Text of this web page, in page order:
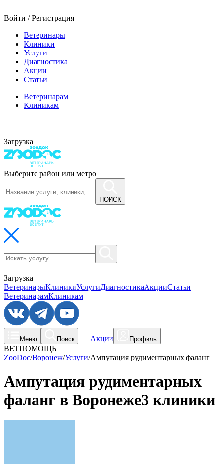
Войти / Регистрация
Ветеринары
Клиники
Услуги
Диагностика
Акции
Статьи
Ветеринарам
Клиникам
Загрузка
Выберите район или метро
ПОИСК
Загрузка
ВетеринарыКлиникиУслугиДиагностикаАкцииСтатьи
ВетеринарамКлиникам
Меню Поиск Акции Профиль
ВЕТПОМОЩЬ
ZooDoc/Воронеж/Услуги/Ампутация рудиментарных фаланг
Ампутация рудиментарных
фаланг в Воронеже3 клиники